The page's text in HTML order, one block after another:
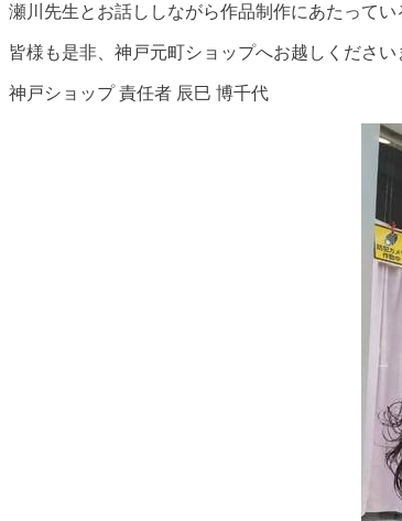
瀬川先生とお話ししながら作品制作にあたって
皆様も是非、神戸元町ショップへお越しください
神戸ショップ 責任者 辰巳 博千代